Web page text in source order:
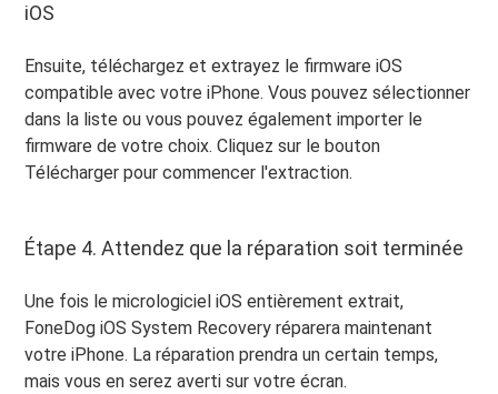
iOS
Ensuite, téléchargez et extrayez le firmware iOS
compatible avec votre iPhone. Vous pouvez sélectionner
dans la liste ou vous pouvez également importer le
firmware de votre choix. Cliquez sur le bouton
Télécharger pour commencer l'extraction.
Étape 4. Attendez que la réparation soit terminée
Une fois le micrologiciel iOS entièrement extrait,
FoneDog iOS System Recovery réparera maintenant
votre iPhone. La réparation prendra un certain temps,
mais vous en serez averti sur votre écran.